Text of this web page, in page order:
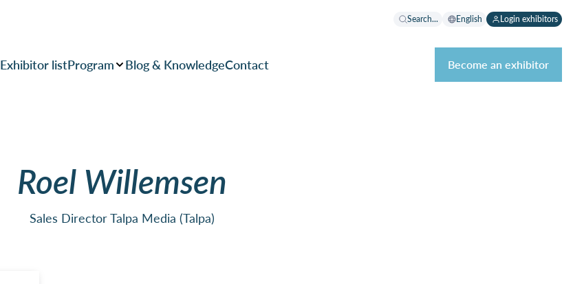
Search... English Login exhibitors
Exhibitor listProgram Blog & KnowledgeContact Become an exhibitor
Roel Willemsen
Sales Director Talpa Media (Talpa)